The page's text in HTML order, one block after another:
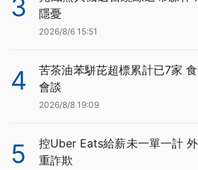
3
隱憂
2026/8/6 15:51
4
苦茶油苯駢芘超標累計已7家
會談
2026/8/8 19:09
5
控Uber Eats給薪未一單一計
重詐欺